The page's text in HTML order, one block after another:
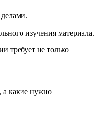
изучения материала.
требует не только
а какие нужно